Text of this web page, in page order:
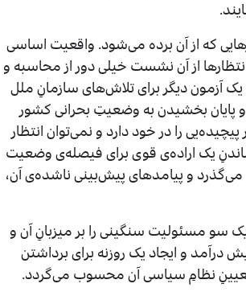
که از آن برده می‌شود. واقعیت اساسی
از آن نشست خیلی دور از محاسبه و
آزمون دیگر برای تلاش‌های سازمانِ ملل
و پایان بخشیدن به وضعیتِ بحرانی کشور
را در خود دارد و نمی‌توان انتظار
یک اراده‌ی قوی برای فیصله‌ی وضعیت
می‌گذرد و پیامدهای پیش‌بینی ناشده‌ی آن،
یک سو مسئولیت سنگینی را بر میزبانِ آن و
درآمد و ایجاد یک روزنه برای برداشتن
نظامِ سیاسی آن محسوب می‌گردد.